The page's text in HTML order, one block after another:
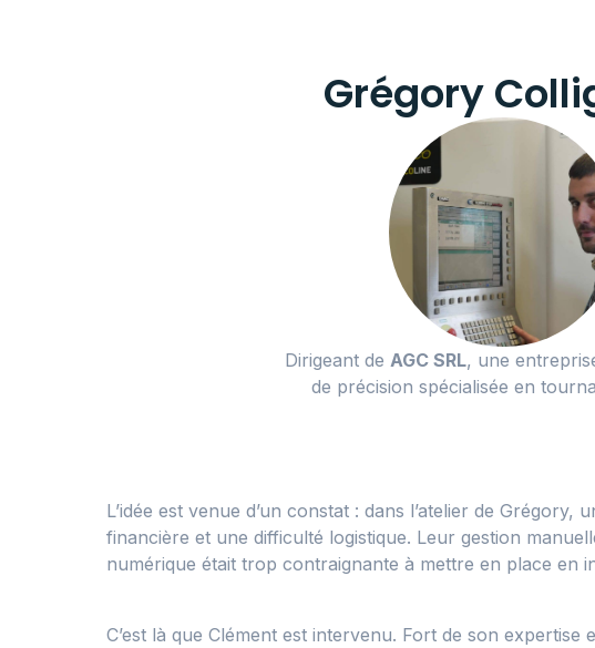
Grégory
Dirigeant de AGC SRL, une
de précision spécialisée en
L’idée est venue d’un constat : dans l’atelier de
financière et une difficulté logistique. Leur gestion
numérique était trop contraignante à mettre en place en
C’est là que Clément est intervenu. Fort de son